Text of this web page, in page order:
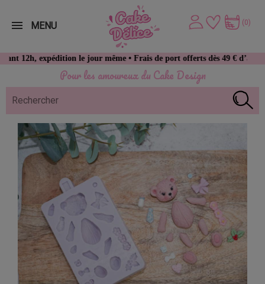
Pour les amoureux du Cake Design
le jour même • Frais de port offerts dès 49 € d’achat
(0)
MENU